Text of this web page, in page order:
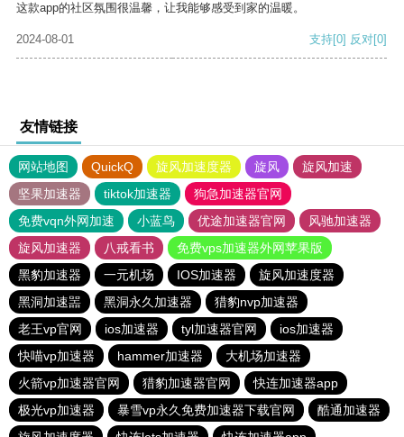
这款app的社区氛围很温馨，让我能够感受到家的温暖。
2024-08-01 支持[0] 反对[0]
友情链接
网站地图 QuickQ 旋风加速度器 旋风
旋风加速
坚果加速器
tiktok加速器
狗急加速器官网
免费vqn外网加速
小蓝鸟 优途加速器官网
风驰加速器
旋风加速器
八戒看书
免费vps加速器外网苹果版
黑豹加速器
一元机场 IOS加速器
旋风加速度器
黑洞加速噐
黑洞永久加速器
猎豹nvp加速器
老王vp官网
ios加速器 tyl加速器官网
ios加速器
快喵vp加速器
hammer加速器
大机场加速器
火箭vp加速器官网
猎豹加速器官网
快连加速器app
极光vp加速器
暴雪vp永久免费加速器下载官网
酷通加速器